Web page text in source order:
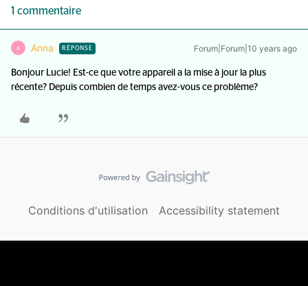
1 commentaire
A Anna RÉPONSE Forum|Forum|10 years ago
Bonjour Lucie! Est-ce que votre appareil a la mise à jour la plus
récente? Depuis combien de temps avez-vous ce problème?
Conditions d'utilisation Accessibility statement